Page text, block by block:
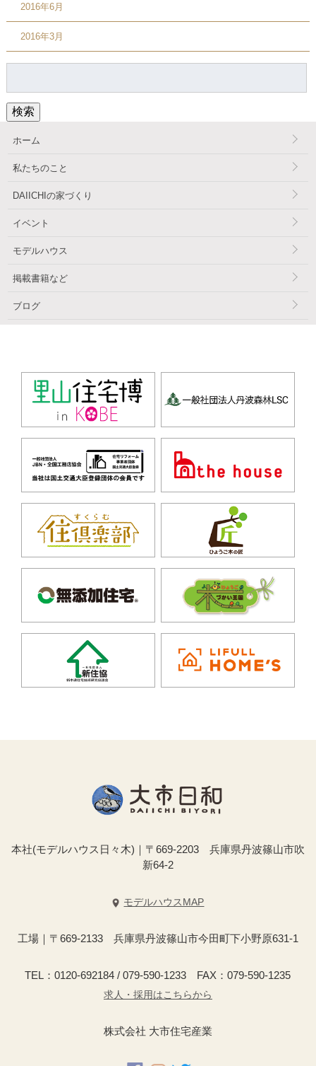
2016年6月
2016年3月
検索
ホーム
私たちのこと
DAIICHIの家づくり
イベント
モデルハウス
掲載書籍など
ブログ
本社(モデルハウス日々木)｜〒669-2203 兵庫県丹波篠山市吹
新64-2
モデルハウスMAP
工場｜〒669-2133 兵庫県丹波篠山市今田町下小野原631-1
TEL：0120-692184 / 079-590-1233 FAX：079-590-1235
求人・採用はこちらから
株式会社 大市住宅産業